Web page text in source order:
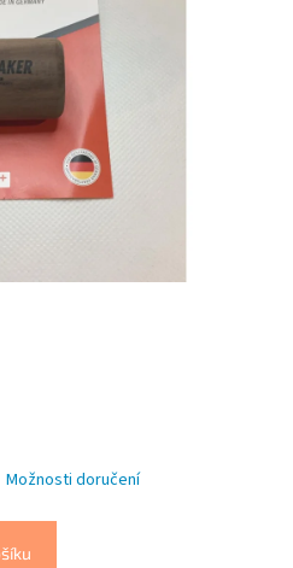
Možnosti doručení